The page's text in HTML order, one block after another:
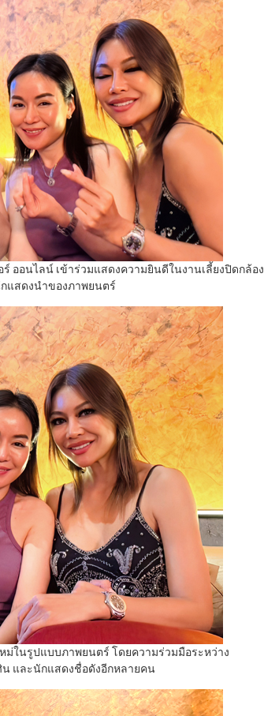
อนไลน์ เข้าร่วมแสดงความยินดีในงานเลี้ยงปิดกล้อง
แสดงนำของภาพยนตร์
ม่ในรูปแบบภาพยนตร์ โดยความร่วมมือระหว่าง
น และนักแสดงชื่อดังอีกหลายคน